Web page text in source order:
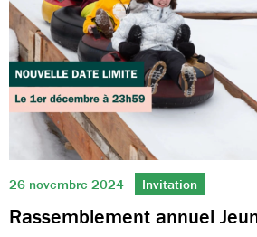
26 novembre 2024 Invitation
Rassemblement annuel